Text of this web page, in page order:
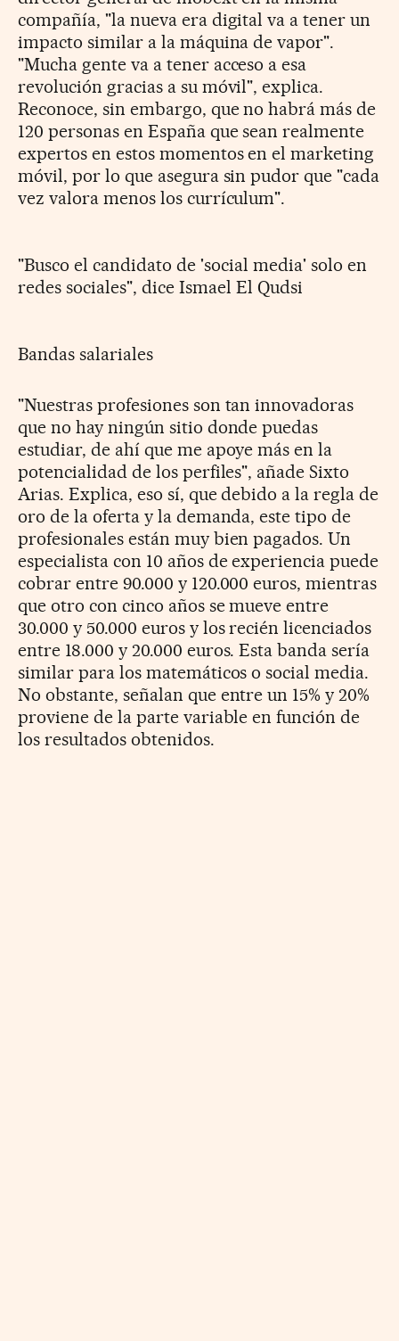
compañía, "la nueva era digital va a tener un
impacto similar a la máquina de vapor".
"Mucha gente va a tener acceso a esa
revolución gracias a su móvil", explica.
Reconoce, sin embargo, que no habrá más de
120 personas en España que sean realmente
expertos en estos momentos en el marketing
móvil, por lo que asegura sin pudor que "cada
vez valora menos los currículum".
"Busco el candidato de 'social media' solo en
redes sociales", dice Ismael El Qudsi
Bandas salariales
"Nuestras profesiones son tan innovadoras
que no hay ningún sitio donde puedas
estudiar, de ahí que me apoye más en la
potencialidad de los perfiles", añade Sixto
Arias. Explica, eso sí, que debido a la regla de
oro de la oferta y la demanda, este tipo de
profesionales están muy bien pagados. Un
especialista con 10 años de experiencia puede
cobrar entre 90.000 y 120.000 euros, mientras
que otro con cinco años se mueve entre
30.000 y 50.000 euros y los recién licenciados
entre 18.000 y 20.000 euros. Esta banda sería
similar para los matemáticos o social media.
No obstante, señalan que entre un 15% y 20%
proviene de la parte variable en función de
los resultados obtenidos.